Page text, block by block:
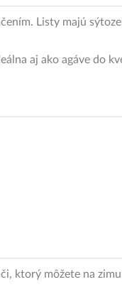
Listy majú
aj ako agáve do
ktorý môžete na